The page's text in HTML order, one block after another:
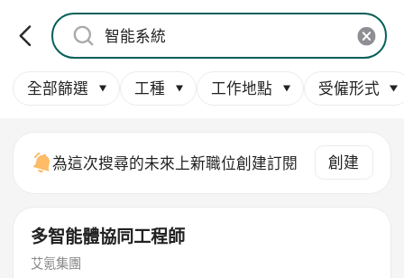
全部篩選 工種 工作地點 受僱形式
為這次搜尋的未來上新職位創建訂閱 創建
多智能體協同工程師
艾氪集團